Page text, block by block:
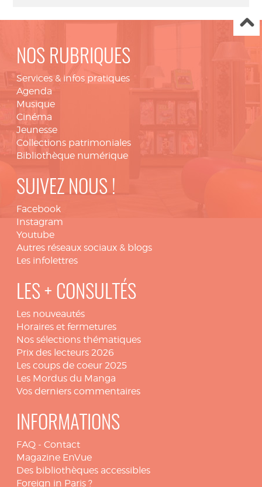
NOS RUBRIQUES
Services & infos pratiques
Agenda
Musique
Cinéma
Jeunesse
Collections patrimoniales
Bibliothèque numérique
SUIVEZ NOUS !
Facebook
Instagram
Youtube
Autres réseaux sociaux & blogs
Les infolettres
LES + CONSULTÉS
Les nouveautés
Horaires et fermetures
Nos sélections thématiques
Prix des lecteurs 2026
Les coups de coeur 2025
Les Mordus du Manga
Vos derniers commentaires
INFORMATIONS
FAQ - Contact
Magazine EnVue
Des bibliothèques accessibles
Foreign in Paris ?